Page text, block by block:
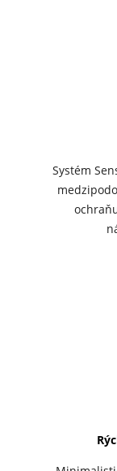
Systém